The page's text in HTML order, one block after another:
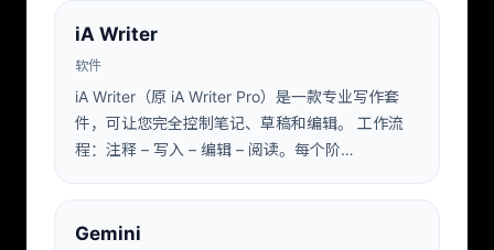
iA Writer
软件
iA Writer（原 iA Writer Pro）是一款专业写作套
件，可让您完全控制笔记、草稿和编辑。 工作流
程：注释 – 写入 – 编辑 – 阅读。每个阶…
Gemini